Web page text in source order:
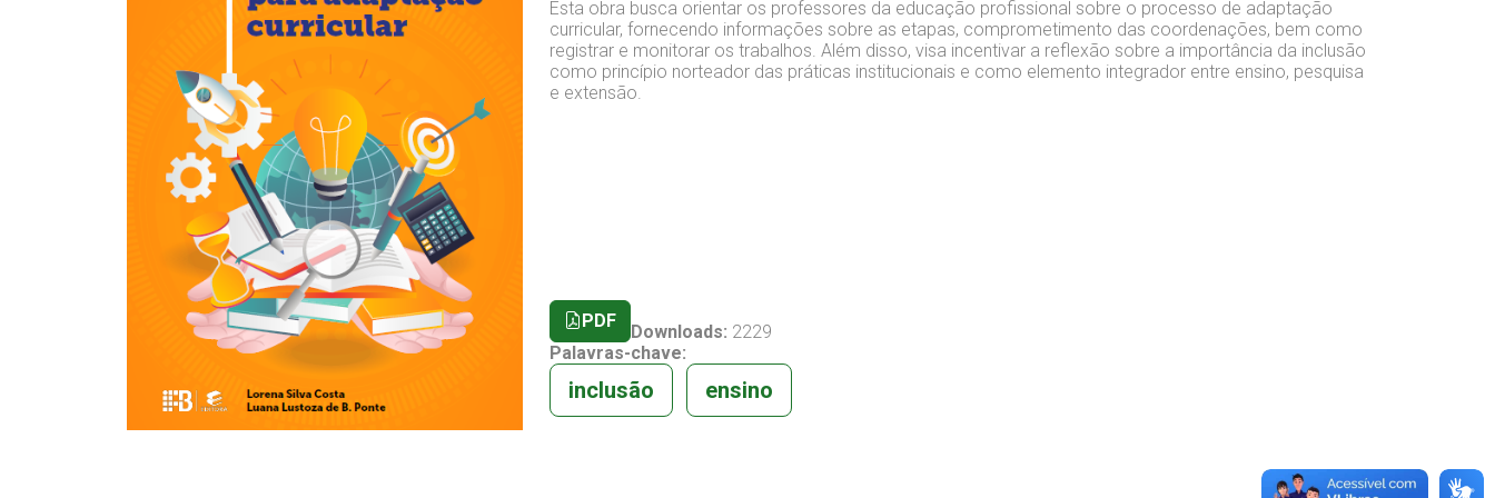
Esta obra busca orientar os professores da educação profissional sobre o processo de adaptação
curricular, fornecendo informações sobre as etapas, comprometimento das coordenações, bem como
registrar e monitorar os trabalhos. Além disso, visa incentivar a reflexão sobre a importância da inclusão
como princípio norteador das práticas institucionais e como elemento integrador entre ensino, pesquisa
e extensão.
PDF
Downloads: 2229
Palavras-chave:
inclusão ensino